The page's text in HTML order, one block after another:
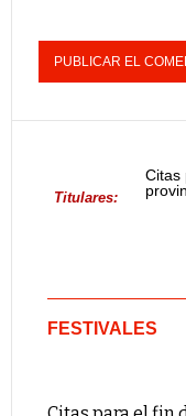
Titulares:
Citas
FESTIVALES